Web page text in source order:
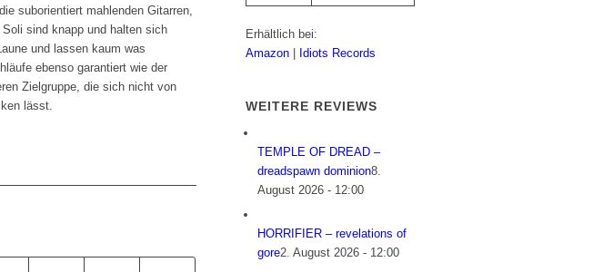
suborientiert mahlenden Gitarren,
sind knapp und halten sich
und lassen kaum was
ebenso garantiert wie der
Zielgruppe, die sich nicht von
lässt.
Erhältlich bei:
Amazon
Idiots Records
WEITERE REVIEWS
TEMPLE OF DREAD –
dreadspawn dominion8.
August 2026 - 12:00
HORRIFIER – revelations of
gore2. August 2026 - 12:00